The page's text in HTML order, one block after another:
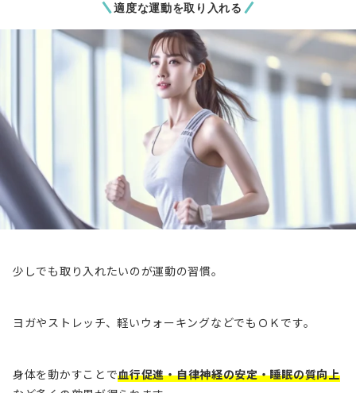
適度な運動を取り入れる
少しでも取り入れたいのが運動の習慣。
ヨガやストレッチ、軽いウォーキングなどでもＯＫです。
身体を動かすことで血行促進・自律神経の安定・睡眠の質向上